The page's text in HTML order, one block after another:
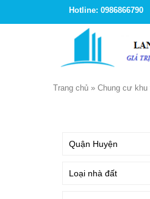
Hotline: 0986866790
Trang chủ » Chung cư